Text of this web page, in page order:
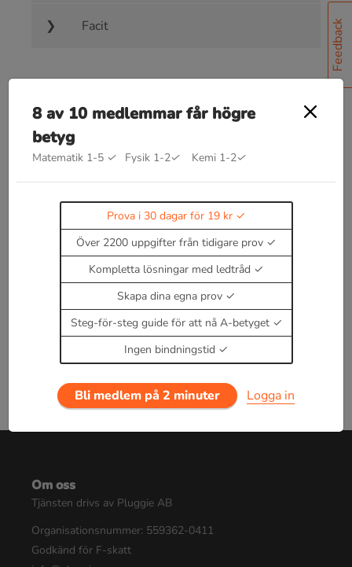
Feedback
Facit
Bra att kunna inom optimering
Många optimeringsproblem handlar om att ta fram
ett uttryck
för t.ex en area, som bara beror av
en variabel.
Du kan sedan derivera denna och hitta
Enbart medlemmar kan kommentera.Prova i 30
dagar för 19 kr.
Bli medlem nu
8 av 10 medlemmar får högre
betyg
Matematik 1-5 ✓ Fysik 1-2✓ Kemi 1-2✓
Prova i 30 dagar för 19 kr
Över 2200 uppgifter från tidigare prov
Kompletta lösningar med ledtråd
Skapa dina egna prov
Steg-för-steg guide för att nå A-betyget
Ingen bindningstid
Bli medlem på 2 minuter Logga in
Om oss
Tjänsten drivs av Pluggie AB
Organisationsnummer: 559362-0411
Godkänd för F-skatt